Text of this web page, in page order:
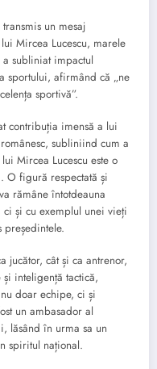
un mesaj
Mircea Lucescu, marele
subliniat impactul
sportului, afirmând că „ne
sportivă”.
contribuția imensă a lui
subliniind cum a
Mircea Lucescu este o
O figură respectată și
rămâne întotdeauna
ci și cu exemplul unei vieți
președintele.
jucător, cât și ca antrenor,
și inteligență tactică,
doar echipe, ci și
un ambasador al
lăsând în urma sa un
spiritul național.